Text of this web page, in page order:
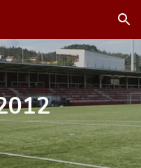
Skip to navigation
2